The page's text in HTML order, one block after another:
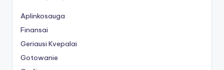
Aplinkosauga
Finansai
Geriausi Kvepalai
Gotowanie